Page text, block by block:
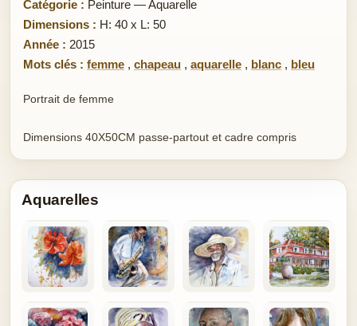
Catégorie : Peinture — Aquarelle
Dimensions : H: 40 x L: 50
Année : 2015
Mots clés : femme , chapeau , aquarelle , blanc , bleu
Portrait de femme
Dimensions 40X50CM passe-partout et cadre compris
Aquarelles